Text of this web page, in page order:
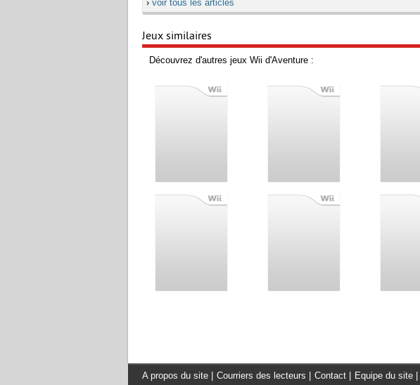
› voir tous les articles
Jeux similaires
Découvrez d'autres jeux Wii d'Aventure :
A propos du site Courriers des lecteurs Contact Equipe du site